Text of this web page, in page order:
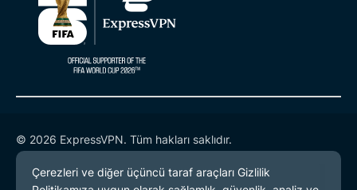
© 2026 ExpressVPN. Tüm hakları saklıdır.
Gizlilik Politikası
Hizmet Koşulları